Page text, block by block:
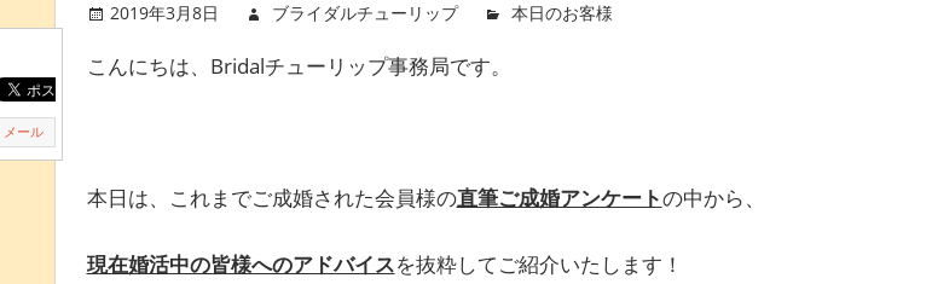
2019年3月8日 ブライダルチューリップ 本日のお客様
メール
こんにちは、Bridalチューリップ事務局です。
本日は、これまでご成婚された会員様の直筆ご成婚アンケートの中から、
現在婚活中の皆様へのアドバイスを抜粋してご紹介いたします！